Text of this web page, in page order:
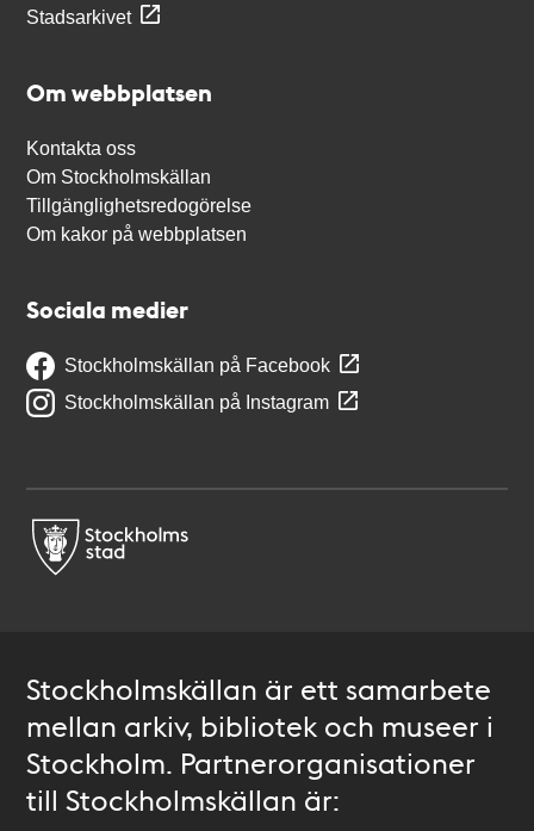
Stadsarkivet
Om webbplatsen
Kontakta oss
Om Stockholmskällan
Tillgänglighetsredogörelse
Om kakor på webbplatsen
Sociala medier
Stockholmskällan på Facebook
Stockholmskällan på Instagram
Stockholmskällan är ett samarbete
mellan arkiv, bibliotek och museer i
Stockholm. Partnerorganisationer
till Stockholmskällan är: